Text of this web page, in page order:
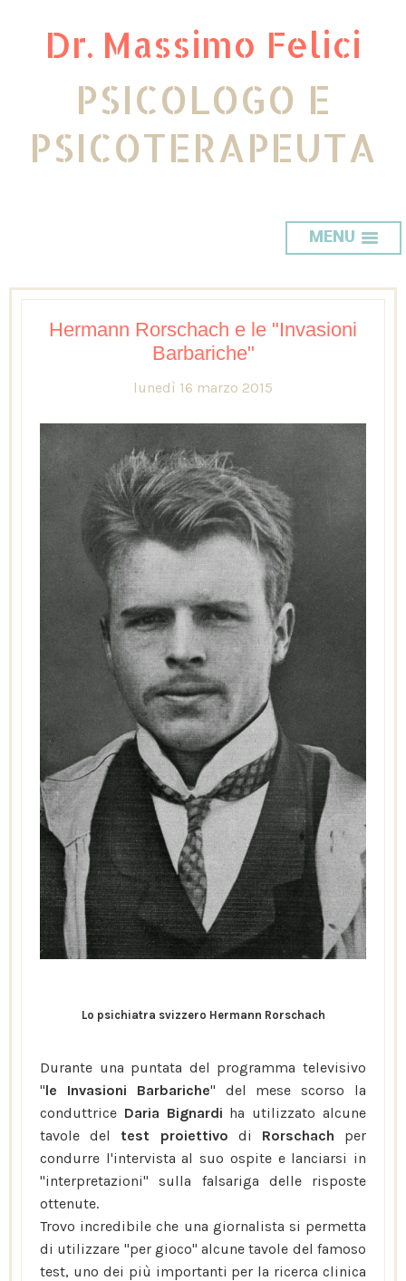
Dr. Massimo Felici
PSICOLOGO E
PSICOTERAPEUTA
MENU
Hermann Rorschach e le "Invasioni
Barbariche"
lunedì 16 marzo 2015
Lo psichiatra svizzero Hermann Rorschach
Durante una puntata del programma televisivo
"le Invasioni Barbariche" del mese scorso la
conduttrice Daria Bignardi ha utilizzato alcune
tavole del test proiettivo di Rorschach per
condurre l'intervista al suo ospite e lanciarsi in
"interpretazioni" sulla falsariga delle risposte
ottenute.
Trovo incredibile che una giornalista si permetta
di utilizzare "per gioco" alcune tavole del famoso
test, uno dei più importanti per la ricerca clinica